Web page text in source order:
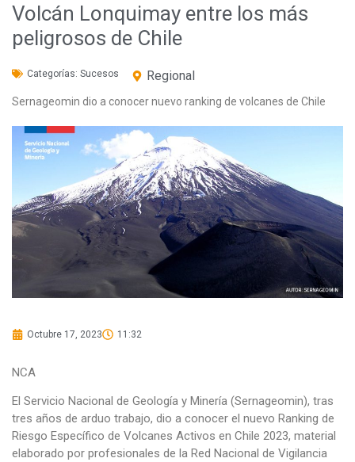
Volcán Lonquimay entre los más
peligrosos de Chile
Categorías: Sucesos Regional
Sernageomin dio a conocer nuevo ranking de volcanes de Chile
Octubre 17, 2023 11:32
NCA
El Servicio Nacional de Geología y Minería (Sernageomin), tras
tres años de arduo trabajo, dio a conocer el nuevo Ranking de
Riesgo Específico de Volcanes Activos en Chile 2023, material
elaborado por profesionales de la Red Nacional de Vigilancia